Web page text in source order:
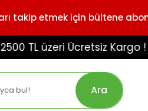
takip etmek için bültene
TL üzeri Ücretsiz Kargo !
Ara